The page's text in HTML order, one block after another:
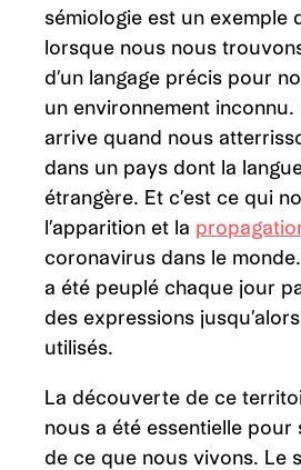
sémiologie est un exemple
lorsque nous nous
d’un langage précis pour
un environnement inconnu.
arrive quand nous
dans un pays dont la
étrangère. Et c’est ce qui
l’apparition et la
coronavirus dans le
a été peuplé chaque jour
des expressions
utilisés.
La découverte de ce
nous a été essentielle pour
de ce que nous vivons. Le